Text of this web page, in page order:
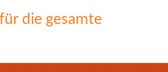
die gesamte